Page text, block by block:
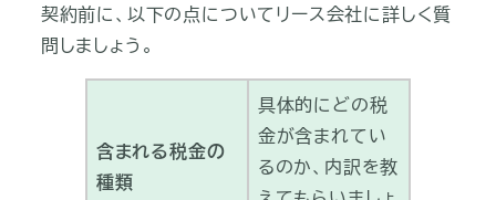
契約前に、以下の点についてリース会社に詳しく質
問しましょう。
含まれる税金の
種類
具体的にどの税
金が含まれてい
るのか、内訳を教